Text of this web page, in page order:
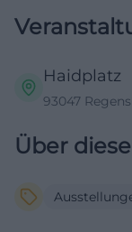
Haidplatz
93047
Über